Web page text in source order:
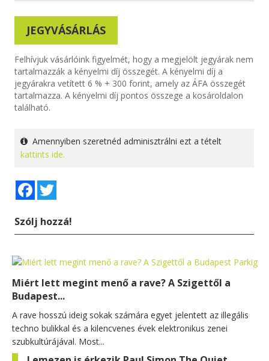
JEGYVÁSÁRLÁS
Felhívjuk vásárlóink figyelmét, hogy a megjelölt jegyárak nem
tartalmazzák a kényelmi díj összegét. A kényelmi díj a
jegyárakra vetített 6 % + 300 forint, amely az ÁFA összegét
tartalmazza. A kényelmi díj pontos összege a kosároldalon
található.
Amennyiben szeretnéd adminisztrálni ezt a tételt
kattints ide.
Facebook
Szólj hozzá!
Miért lett megint menő a rave? A Szigettől a
Budapest...
A rave hosszú ideig sokak számára egyet jelentett az illegális
techno bulikkal és a kilencvenes évek elektronikus zenei
szubkultúrájával. Most...